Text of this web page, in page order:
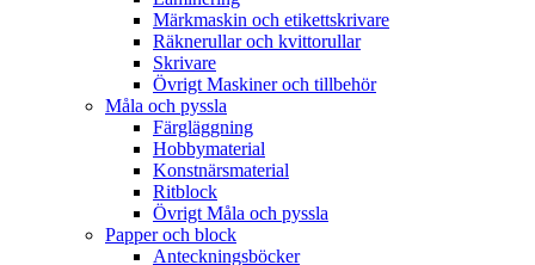
Märkmaskin och etikettskrivare
Räknerullar och kvittorullar
Skrivare
Övrigt Maskiner och tillbehör
Måla och pyssla
Färgläggning
Hobbymaterial
Konstnärsmaterial
Ritblock
Övrigt Måla och pyssla
Papper och block
Anteckningsböcker